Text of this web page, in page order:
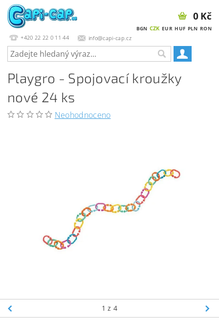
+420 22 22 0 11 44 info@capi-cap.cz
BGN CZK EUR HUF PLN RON
0 Kč
Playgro - Spojovací kroužky
nové 24 ks
Neohodnoceno
1 z 4